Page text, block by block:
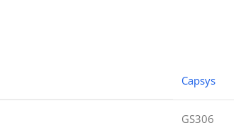
Capsys
GS306